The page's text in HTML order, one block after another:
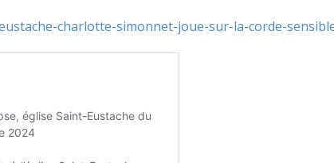
charlotte-simonnet-joue-sur-la-corde-